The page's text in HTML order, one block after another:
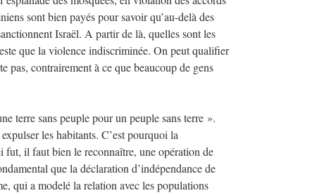
sont bien payés pour savoir qu’au-delà des
Israël. A partir de là, quelles sont les
que la violence indiscriminée. On peut qualifier
pas, contrairement à ce que beaucoup de gens
terre sans peuple pour un peuple sans terre ».
les habitants. C’est pourquoi la
fut, il faut bien le reconnaître, une opération de
que la déclaration d’indépendance de
qui a modelé la relation avec les populations